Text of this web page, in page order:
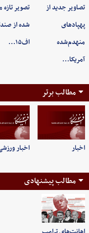
تصاویر جدید از
پهپادهای
منهدم‌شده
آمریکا…
تصویر
شده از
اف۱۵…
مطالب برتر
اخبار اخبار
مطالب پیشنهادی